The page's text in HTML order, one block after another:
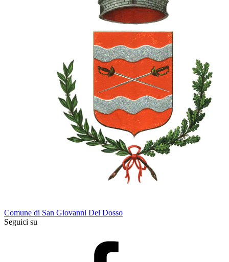
Comune di San Giovanni Del Dosso
Seguici su